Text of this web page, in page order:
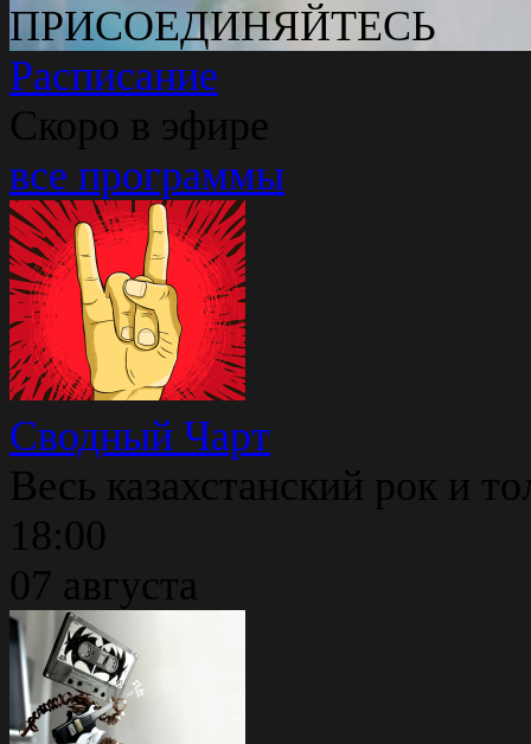
ПРИСОЕДИНЯЙТЕСЬ
Расписание
Скоро в эфире
все программы
Сводный Чарт
Весь казахстанский рок и
18:00
07 августа